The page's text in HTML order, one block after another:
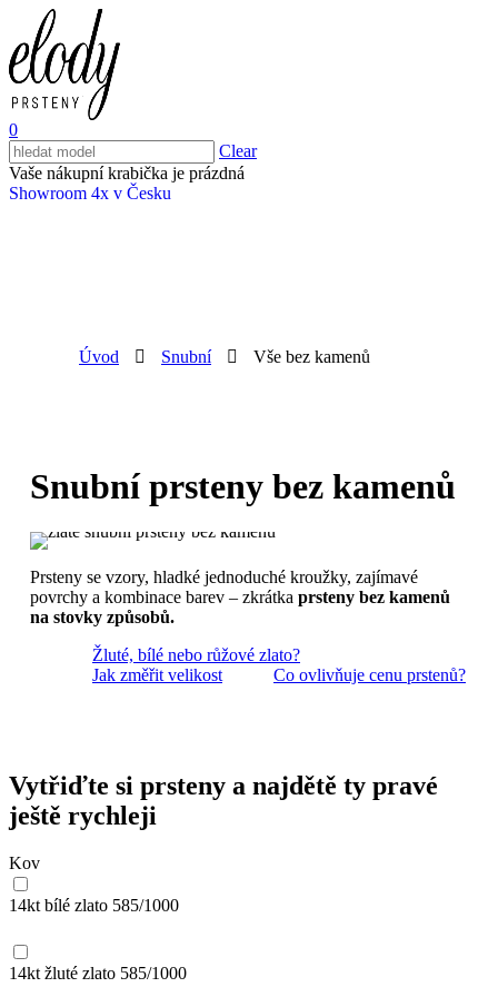
0
Clear
Vaše nákupní krabička je prázdná
Showroom 4x v Česku
Úvod Snubní Vše bez kamenů
Snubní prsteny bez kamenů
Prsteny se vzory, hladké jednoduché kroužky, zajímavé
povrchy a kombinace barev – zkrátka prsteny bez kamenů
na stovky způsobů.
Žluté, bílé nebo růžové zlato?
Jak změřit velikost
Co ovlivňuje cenu prstenů?
Vytřiďte si prsteny a najdětě ty pravé
ještě rychleji
Kov
14kt bílé zlato 585/1000
14kt žluté zlato 585/1000